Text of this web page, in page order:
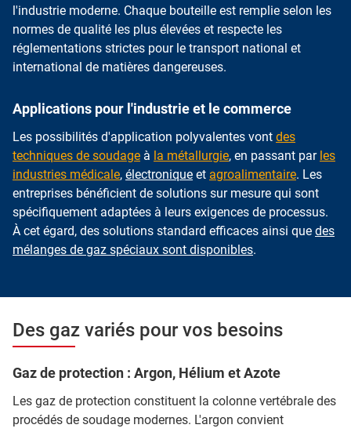
l'industrie moderne. Chaque bouteille est remplie selon les
normes de qualité les plus élevées et respecte les
réglementations strictes pour le transport national et
international de matières dangereuses.
Applications pour l'industrie et le commerce
Les possibilités d'application polyvalentes vont des
techniques de soudage à la métallurgie, en passant par les
industries médicale, électronique et agroalimentaire. Les
entreprises bénéficient de solutions sur mesure qui sont
spécifiquement adaptées à leurs exigences de processus.
À cet égard, des solutions standard efficaces ainsi que des
mélanges de gaz spéciaux sont disponibles.
Des gaz variés pour vos besoins
Gaz de protection : Argon, Hélium et Azote
Les gaz de protection constituent la colonne vertébrale des
procédés de soudage modernes. L'argon convient